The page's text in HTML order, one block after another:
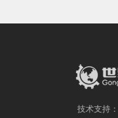
技术支持：